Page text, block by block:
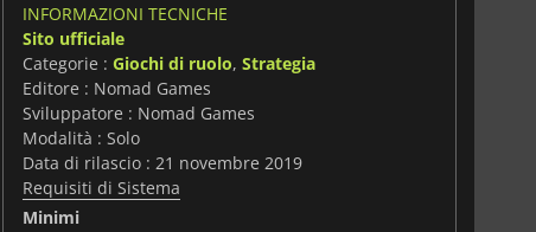
INFORMAZIONI TECNICHE
Sito ufficiale
Categorie : Giochi di ruolo, Strategia
Editore : Nomad Games
Sviluppatore : Nomad Games
Modalità : Solo
Data di rilascio : 21 novembre 2019
Requisiti di Sistema
Minimi